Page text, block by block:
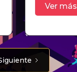
Ver más